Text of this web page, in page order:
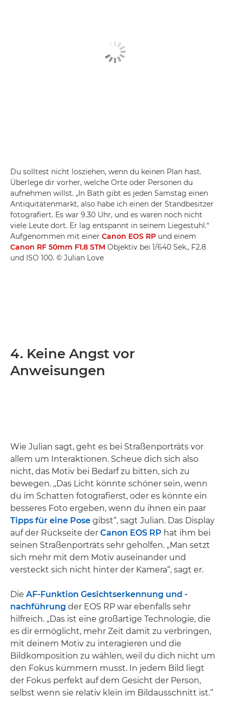
Du solltest nicht losziehen, wenn du keinen Plan hast.
Überlege dir vorher, welche Orte oder Personen du
aufnehmen willst. „In Bath gibt es jeden Samstag einen
Antiquitätenmarkt, also habe ich einen der Standbesitzer
fotografiert. Es war 9.30 Uhr, und es waren noch nicht
viele Leute dort. Er lag entspannt in seinem Liegestuhl.“
Aufgenommen mit einer Canon EOS RP und einem
Canon RF 50mm F1.8 STM Objektiv bei 1/640 Sek., F2.8
und ISO 100. © Julian Love
4. Keine Angst vor
Anweisungen
Wie Julian sagt, geht es bei Straßenporträts vor
allem um Interaktionen. Scheue dich sich also
nicht, das Motiv bei Bedarf zu bitten, sich zu
bewegen. „Das Licht könnte schöner sein, wenn
du im Schatten fotografierst, oder es könnte ein
besseres Foto ergeben, wenn du ihnen ein paar
Tipps für eine Pose gibst“, sagt Julian. Das Display
auf der Rückseite der Canon EOS RP hat ihm bei
seinen Straßenporträts sehr geholfen. „Man setzt
sich mehr mit dem Motiv auseinander und
versteckt sich nicht hinter der Kamera“, sagt er.
Die AF-Funktion Gesichtserkennung und -
nachführung der EOS RP war ebenfalls sehr
hilfreich. „Das ist eine großartige Technologie, die
es dir ermöglicht, mehr Zeit damit zu verbringen,
mit deinem Motiv zu interagieren und die
Bildkomposition zu wählen, weil du dich nicht um
den Fokus kümmern musst. In jedem Bild liegt
der Fokus perfekt auf dem Gesicht der Person,
selbst wenn sie relativ klein im Bildausschnitt ist.“